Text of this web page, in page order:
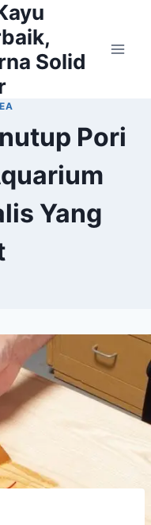
Solid
Pori
Yang